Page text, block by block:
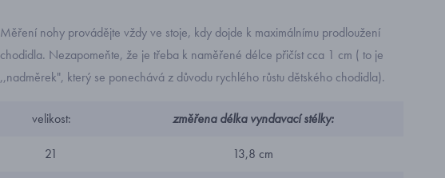
Měření nohy provádějte vždy ve stoje, kdy dojde k maximálnímu prodloužení
chodidla. Nezapomeňte, že je třeba k naměřené délce přičíst cca 1 cm ( to je
,,nadměrek", který se ponechává z důvodu rychlého růstu dětského chodidla).
velikost: změřena délka vyndavací stélky:
21 13,8 cm